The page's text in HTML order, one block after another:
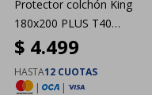
Protector colchón King
180x200 PLUS T40
Dreamzone
$ 4.499
HASTA12 CUOTAS
|
|